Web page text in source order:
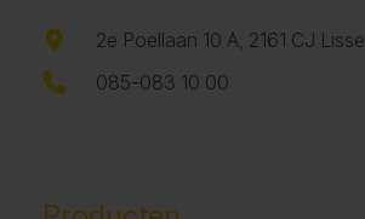
2e Poellaan 10 A, 2161 CJ Lisse
085-083 10 00